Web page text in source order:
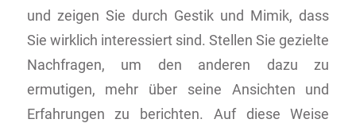
und zeigen Sie durch Gestik und Mimik, dass
Sie wirklich interessiert sind. Stellen Sie gezielte
Nachfragen, um den anderen dazu zu
ermutigen, mehr über seine Ansichten und
Erfahrungen zu berichten. Auf diese Weise